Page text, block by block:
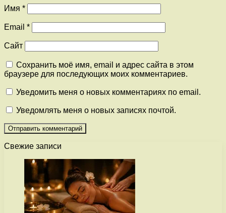
Имя *
Email *
Сайт
Сохранить моё имя, email и адрес сайта в этом
браузере для последующих моих комментариев.
Уведомить меня о новых комментариях по email.
Уведомлять меня о новых записях почтой.
Свежие записи